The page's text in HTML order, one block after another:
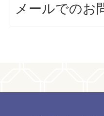
メールでのお